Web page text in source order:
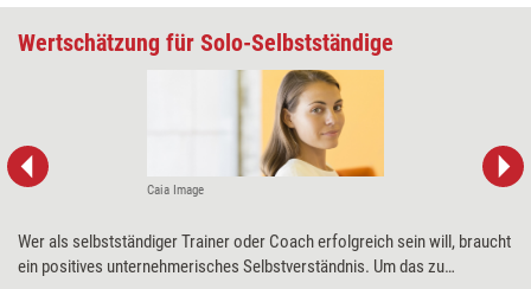
Wertschätzung für Solo-Selbstständige
Caia Image
Wer als selbstständiger Trainer oder Coach erfolgreich sein will, braucht
ein positives unternehmerisches Selbstverständnis. Um das zu